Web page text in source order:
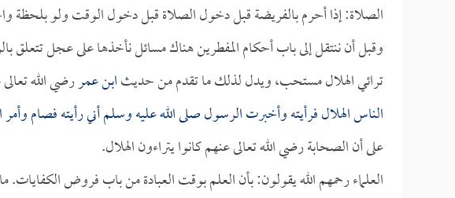
الصلاة: إذا أحرم بالفريضة قبل دخول الصلاة قبل دخول الوقت ولو بلحظة
وقبل أن ننتقل إلى باب أحكام المفطرين هناك مسائل نأخذها على عجل تتعلق
ترائي الهلال مستحب، ويدل لذلك ما تقدم من حديثابن عمررضي الله
الناس الهلال فرأيته وأخبرت الرسول صلى الله عليه وسلم أني رأيته فصام
على أن الصحابة رضي الله تعالى عنهم كانوا يتراءون الهلال.
العلماء رحمهم الله يقولون: بأن العلم بوقت العبادة من باب فروض الكفايات.